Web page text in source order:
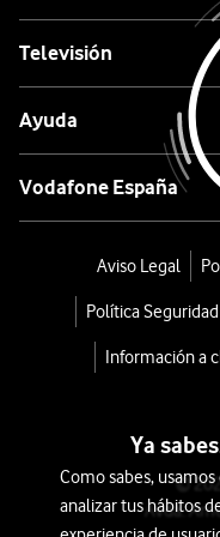
Rowenta
Centro
de
Planchado
Eco
Steam
Boiler
Televisión
Ayuda
Vodafone España
Aviso Legal
Política
Información a
©
Avda.
Ya
Como sabes,
analizar tus hábitos